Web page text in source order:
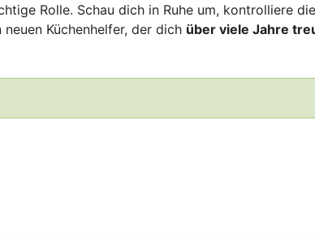
Rolle. Schau dich in Ruhe um, kontrolliere die
Küchenhelfer, der dich über viele Jahre